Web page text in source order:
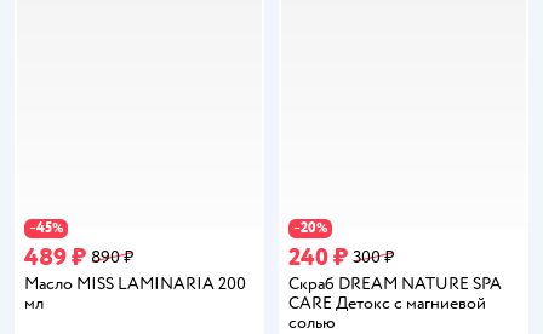
−45%
489 ₽ 890 ₽
Масло MISS LAMINARIA 200
мл
−20%
240 ₽ 300 ₽
Скраб DREAM NATURE SPA
CARE Детокс с магниевой
солью